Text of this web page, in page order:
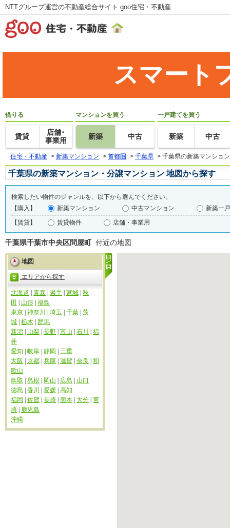
NTTグループ運営の不動産総合サイト goo住宅・不動産
スマート
借りる
賃貸
店舗･
事業用
マンションを買う
新築 中古
一戸建てを買う
新築 中古
住宅・不動産 > 新築マンション > 首都圏 > 千葉県 > 千葉県の新築マンショ
千葉県の新築マンション・分譲マンション 地図から探す
検索したい物件のジャンルを、以下から選んでください。
【購入】
新築マンション 中古マンション
新築一
【賃貸】
賃貸物件 店舗・事業用
千葉県千葉市中央区問屋町付近の地図
地図
エリアから探す
北海道 青森 岩手 宮城 秋
田
山形 福島
東京 神奈川 埼玉 千葉 茨
城 栃木 群馬
新潟
山梨 長野 富山 石川
福
井
愛知
岐阜 静岡
三重
大阪
京都 兵庫 滋賀 奈良
和
歌山
鳥取
島根 岡山 広島
山口
徳島
香川 愛媛 高知
福岡
佐賀 長崎 熊本 大分 宮
崎
鹿児島
沖縄